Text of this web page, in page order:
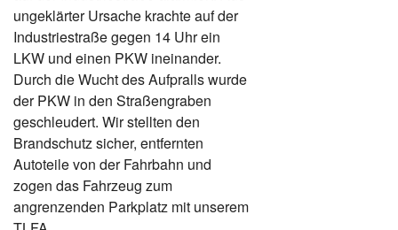
ungeklärter Ursache krachte auf der
Industriestraße gegen 14 Uhr ein
LKW und einen PKW ineinander.
Durch die Wucht des Aufpralls wurde
der PKW in den Straßengraben
geschleudert. Wir stellten den
Brandschutz sicher, entfernten
Autoteile von der Fahrbahn und
zogen das Fahrzeug zum
angrenzenden Parkplatz mit unserem